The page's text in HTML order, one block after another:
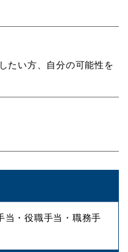
たい方、自分の可能性を
当・役職手当・職務手